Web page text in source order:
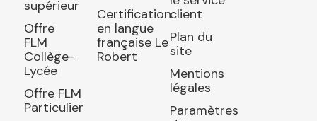
supérieur
Offre
FLM
Collège-
Lycée
Offre FLM
Particulier
Certification
en langue
française Le
Robert
client
Plan du
site
Mentions
légales
Paramètres